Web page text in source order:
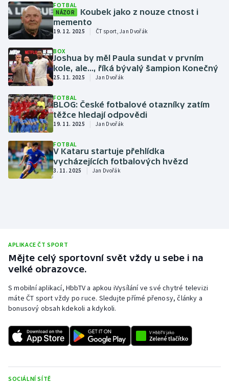
Volejbal
Ostatní
FOTBAL
NÁZOR
Koubek jako z nouze ctnost i
memento
19. 12. 2025 ČT sport, Jan Dvořák
BOX
Joshua by měl Paula sundat v prvním
kole, ale..., říká bývalý šampion Konečný
25. 11. 2025 Jan Dvořák
FOTBAL
BLOG: České fotbalové otazníky zatím
těžce hledají odpovědi
19. 11. 2025 Jan Dvořák
FOTBAL
V Kataru startuje přehlídka
vycházejících fotbalových hvězd
3. 11. 2025 Jan Dvořák
APLIKACE ČT SPORT
Mějte celý sportovní svět vždy u sebe i na
velké obrazovce.
S mobilní aplikací, HbbTV a apkou iVysílání ve své chytré televizi
máte ČT sport vždy po ruce. Sledujte přímé přenosy, články a
bonusový obsah kdekoli a kdykoli.
SOCIÁLNÍ SÍTĚ